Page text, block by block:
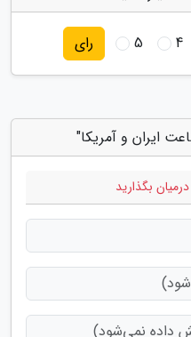
4
5 رای
ایران و آمریکا"
بگذارید